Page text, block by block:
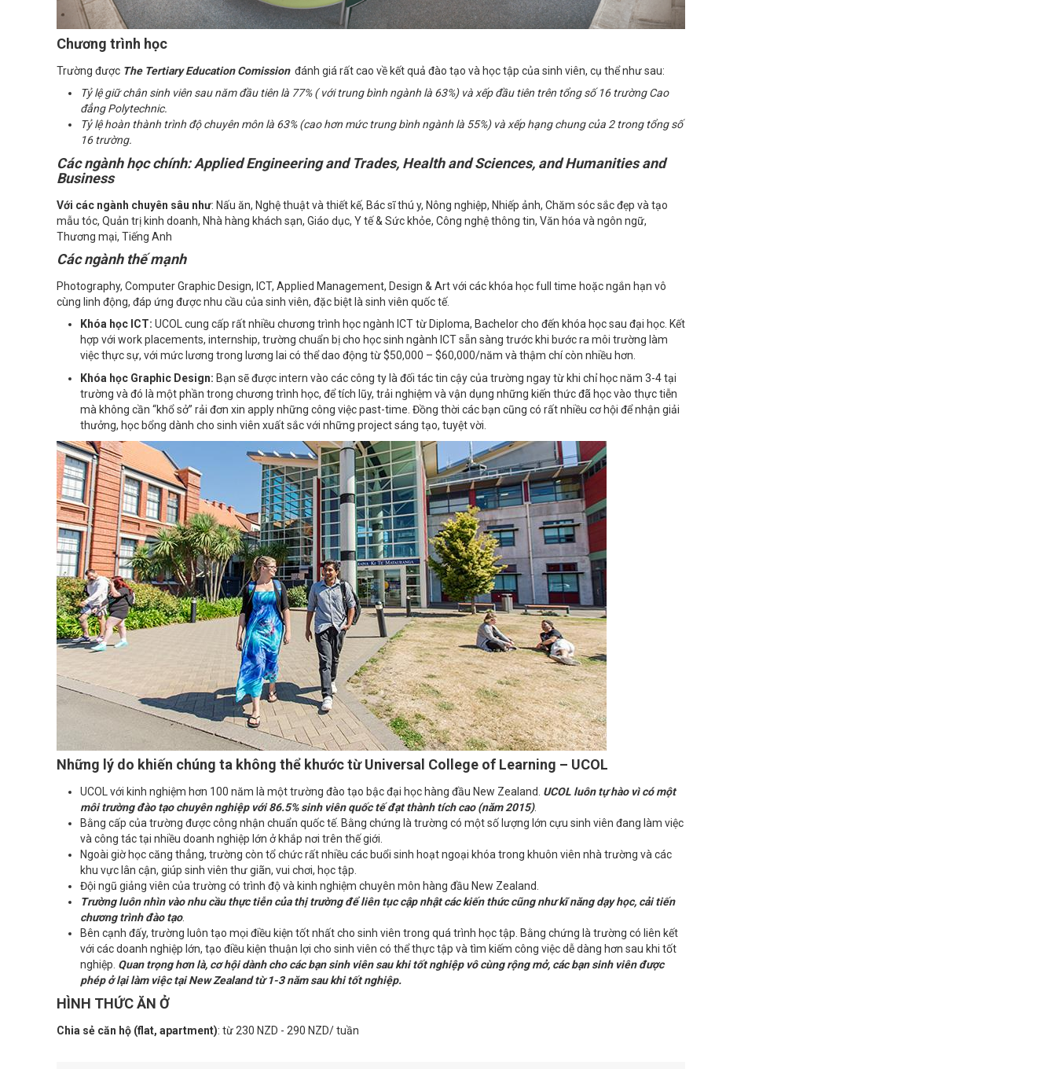
Chương trình học
Trường được The Tertiary Education Comissionđánh giá rất cao về kết quả đào tạo và học tập của sinh viên, cụ thể như sau:
Tỷ lệ giữ chân sinh viên sau năm đầu tiên là 77% ( với trung bình ngành là 63%) và xếp đầu tiên trên tổng số 16 trường Cao
đẳng Polytechnic.
Tỷ lệ hoàn thành trình độ chuyên môn là 63% (cao hơn mức trung bình ngành là 55%) và xếp hạng chung của 2 trong tổng số
16 trường.
Các ngành học chính:Applied Engineering and Trades, Health and Sciences, and Humanities and
Business
Với các ngành chuyên sâu như: Nấu ăn, Nghệ thuật và thiết kế, Bác sĩ thú y, Nông nghiệp, Nhiếp ảnh, Chăm sóc sắc đẹp và tạo
mẫu tóc, Quản trị kinh doanh, Nhà hàng khách sạn, Giáo dục, Y tế & Sức khỏe, Công nghệ thông tin, Văn hóa và ngôn ngữ,
Thương mại, Tiếng Anh
Các ngành thế mạnh
Photography, Computer Graphic Design, ICT, Applied Management, Design & Art với các khóa học full time hoặc ngắn hạn vô
cùng linh động, đáp ứng được nhu cầu của sinh viên, đặc biệt là sinh viên quốc tế.
Khóa học ICT: UCOL cung cấp rất nhiều chương trình học ngành ICT từ Diploma, Bachelor cho đến khóa học sau đại học. Kết
hợp với work placements, internship, trường chuẩn bị cho học sinh ngành ICT sẵn sàng trước khi bước ra môi trường làm
việc thực sự, với mức lương trong lương lai có thể dao động từ $50,000 – $60,000/năm và thậm chí còn nhiều hơn.
Khóa học Graphic Design: Bạn sẽ được intern vào các công ty là đối tác tin cậy của trường ngay từ khi chỉ học năm 3-4 tại
trường và đó là một phần trong chương trình học, để tích lũy, trải nghiệm và vận dụng những kiến thức đã học vào thực tiễn
mà không cần “khổ sở” rải đơn xin apply những công việc past-time. Đồng thời các bạn cũng có rất nhiều cơ hội để nhận giải
thưởng, học bổng dành cho sinh viên xuất sắc với những project sáng tạo, tuyệt vời.
Những lý do khiến chúng ta không thể khước từ Universal College of Learning – UCOL
UCOL với kinh nghiệm hơn 100 năm là một trường đào tạo bậc đại học hàng đầu New Zealand. UCOL luôn tự hào vì có một
môi trường đào tạo chuyên nghiệp với 86.5% sinh viên quốc tế đạt thành tích cao (năm 2015).
Bằng cấp của trường được công nhận chuẩn quốc tế. Bằng chứng là trường có một số lượng lớn cựu sinh viên đang làm việc
và công tác tại nhiều doanh nghiệp lớn ở khắp nơi trên thế giới.
Ngoài giờ học căng thẳng, trường còn tổ chức rất nhiều các buổi sinh hoạt ngoại khóa trong khuôn viên nhà trường và các
khu vực lân cận, giúp sinh viên thư giãn, vui chơi, học tập.
Đội ngũ giảng viên của trường có trình độ và kinh nghiệm chuyên môn hàng đầu New Zealand.
Trường luôn nhìn vào nhu cầu thực tiễn của thị trường để liên tục cập nhật các kiến thức cũng như kĩ năng dạy học, cải tiến
chương trình đào tạo.
Bên cạnh đấy, trường luôn tạo mọi điều kiện tốt nhất cho sinh viên trong quá trình học tập. Bằng chứng là trường có liên kết
với các doanh nghiệp lớn, tạo điều kiện thuận lợi cho sinh viên có thể thực tập và tìm kiếm công việc dễ dàng hơn sau khi tốt
nghiệp. Quan trọng hơn là, cơ hội dành cho các bạn sinh viên sau khi tốt nghiệp vô cùng rộng mở, các bạn sinh viên được
phép ở lại làm việc tại New Zealand từ 1-3 năm sau khi tốt nghiệp.
HÌNH THỨC ĂN Ở
Chia sẻ căn hộ (flat, apartment): từ 230 NZD - 290 NZD/ tuần